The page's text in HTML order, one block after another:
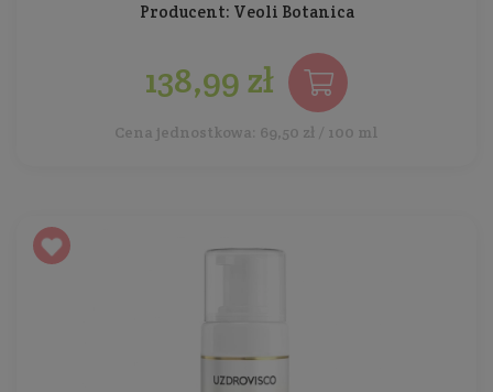
Producent: Veoli Botanica
138,99 zł
Cena jednostkowa: 69,50 zł / 100 ml